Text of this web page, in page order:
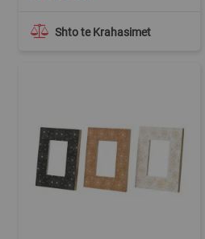
Shto te Krahasimet